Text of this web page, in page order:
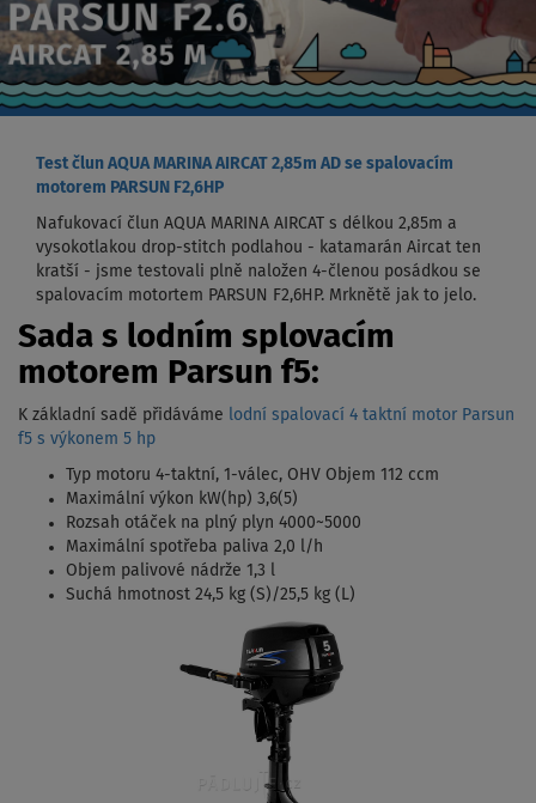
Test člun AQUA MARINA AIRCAT 2,85m AD se spalovacím
motorem PARSUN F2,6HP
Nafukovací člun AQUA MARINA AIRCAT s délkou 2,85m a
vysokotlakou drop-stitch podlahou - katamarán Aircat ten
kratší - jsme testovali plně naložen 4-členou posádkou se
spalovacím motortem PARSUN F2,6HP. Mrknětě jak to jelo.
Sada s lodním splovacím
motorem Parsun f5:
K základní sadě přidáváme
lodní spalovací 4 taktní motor Parsun
f5 s výkonem 5 hp
Typ motoru 4-taktní, 1-válec, OHV Objem 112 ccm
Maximální výkon kW(hp) 3,6(5)
Rozsah otáček na plný plyn 4000~5000
Maximální spotřeba paliva 2,0 l/h
Objem palivové nádrže 1,3 l
Suchá hmotnost 24,5 kg (S)/25,5 kg (L)